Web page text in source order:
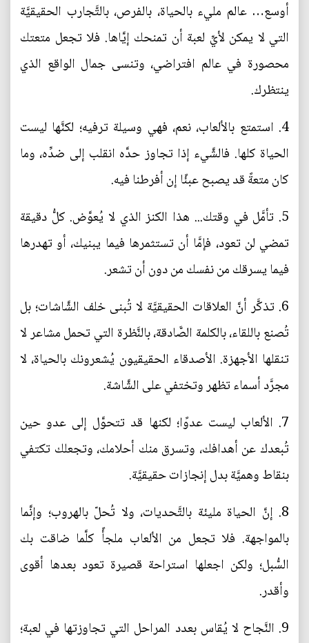
أوسع… عالم مليء بالحياة، بالفرص، بالتَّجارب الحقيقيَّة
التي لا يمكن لأيِّ لعبة أن تمنحك إيَّاها. فلا تجعل متعتك
محصورة في عالم افتراضي، وتنسى جمال الواقع الذي
ينتظرك.
4. استمتع بالألعاب، نعم، فهي وسيلة ترفيه؛ لكنَّها ليست
الحياة كلها. فالشَّيء إذا تجاوز حدَّه انقلب إلى ضدِّه، وما
كان متعةً قد يصبح عبئًا إن أفرطنا فيه.
5. تأمَّل في وقتك... هذا الكنز الذي لا يُعوَّض. كلُّ دقيقة
تمضي لن تعود، فإمَّا أن تستثمرها فيما يبنيك، أو تهدرها
فيما يسرقك من نفسك من دون أن تشعر.
6. تذكَّر أنَّ العلاقات الحقيقيَّة لا تُبنى خلف الشَّاشات؛ بل
تُصنع باللقاء، بالكلمة الصَّادقة، بالنَّظرة التي تحمل مشاعر لا
تنقلها الأجهزة. الأصدقاء الحقيقيون يُشعرونك بالحياة، لا
مجرَّد أسماء تظهر وتختفي على الشَّاشة.
7. الألعاب ليست عدوًا؛ لكنها قد تتحوَّل إلى عدو حين
تُبعدك عن أهدافك، وتسرق منك أحلامك، وتجعلك تكتفي
بنقاط وهميَّة بدل إنجازات حقيقيَّة.
8. إنَّ الحياة مليئة بالتَّحديات، ولا تُحلّ بالهروب؛ وإنَّما
بالمواجهة. فلا تجعل من الألعاب ملجأً كلَّما ضاقت بك
السُّبل؛ ولكن اجعلها استراحة قصيرة تعود بعدها أقوى
وأقدر.
9. النَّجاح لا يُقاس بعدد المراحل التي تجاوزتها في لعبة؛